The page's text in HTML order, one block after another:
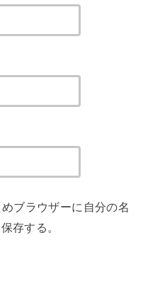
ブラウザーに自分の名
存する。